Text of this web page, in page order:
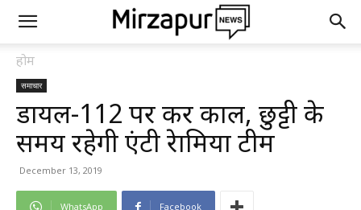
होम
समाचार
डायल-112 पर करें काल, छुट्टी के
समय रहेगी एंटी रेामिया टीम
December 13, 2019
WhatsApp Facebook